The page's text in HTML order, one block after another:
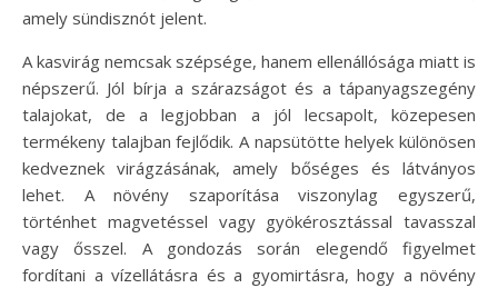
amely sündisznót jelent.
A kasvirág nemcsak szépsége, hanem ellenállósága miatt is
népszerű. Jól bírja a szárazságot és a tápanyagszegény
talajokat, de a legjobban a jól lecsapolt, közepesen
termékeny talajban fejlődik. A napsütötte helyek különösen
kedveznek virágzásának, amely bőséges és látványos
lehet. A növény szaporítása viszonylag egyszerű,
történhet magvetéssel vagy gyökérosztással tavasszal
vagy ősszel. A gondozás során elegendő figyelmet
fordítani a vízellátásra és a gyomirtásra, hogy a növény